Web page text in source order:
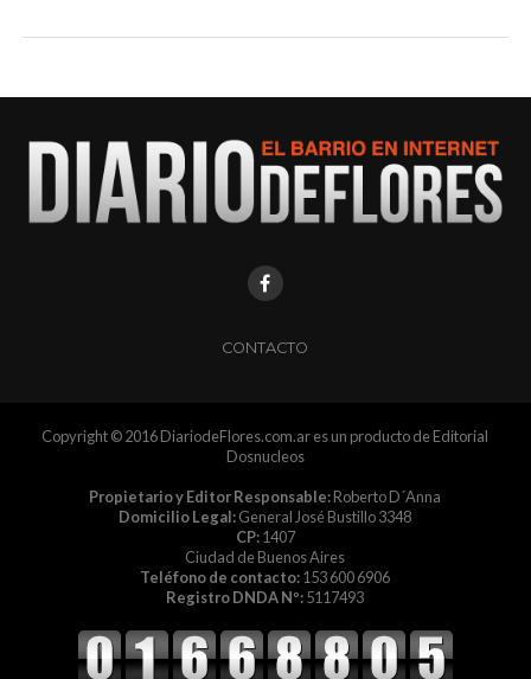
CONTACTO
Copyright © 2016 DiariodeFlores.com.ar es un producto de Editorial
Dosnucleos
Propietario y Editor Responsable:Roberto D´Anna
Domicilio Legal:General José Bustillo 3348
CP:1407
Ciudad de Buenos Aires
Teléfono de contacto:153 600 6906
Registro DNDA Nº:5117493